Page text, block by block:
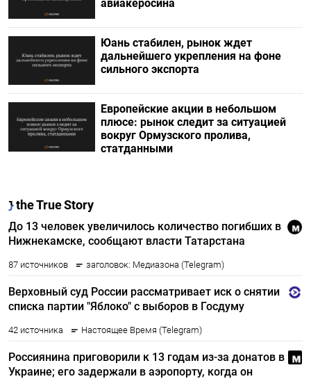
авиакеросина
Юань стабилен, рынок ждет
дальнейшего укрепления на фоне
сильного экспорта
Европейские акции в небольшом
плюсе: рынок следит за ситуацией
вокруг Ормузского пролива,
статданными